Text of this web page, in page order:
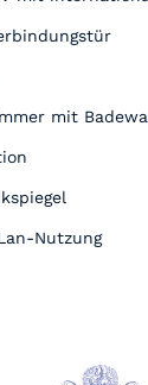
mit
Nutzung